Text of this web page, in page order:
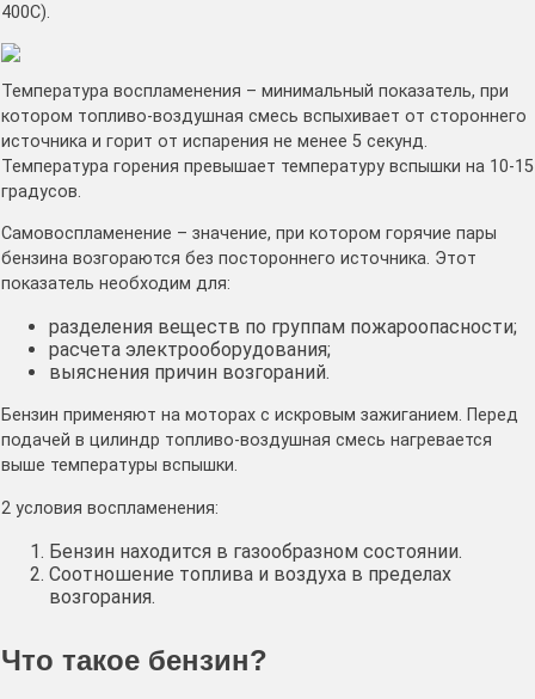
400С).
Температура воспламенения – минимальный показатель, при
котором топливо-воздушная смесь вспыхивает от стороннего
источника и горит от испарения не менее 5 секунд.
Температура горения превышает температуру вспышки на 10-15
градусов.
Самовоспламенение – значение, при котором горячие пары
бензина возгораются без постороннего источника. Этот
показатель необходим для:
разделения веществ по группам пожароопасности;
расчета электрооборудования;
выяснения причин возгораний.
Бензин применяют на моторах с искровым зажиганием. Перед
подачей в цилиндр топливо-воздушная смесь нагревается
выше температуры вспышки.
2 условия воспламенения:
Бензин находится в газообразном состоянии.
Соотношение топлива и воздуха в пределах
возгорания.
Что такое бензин?